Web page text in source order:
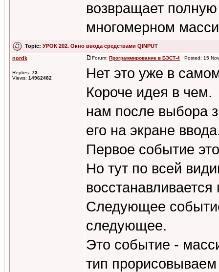
возвращает
многомерном
Topic: УРОК 202. Окно ввода средствами QINPUT
nordk
Replies: 73
Views: 14962482
Forum: Программирование в БЭСТ-4 Posted: 15
Нет это уже в
Короче идея в чем.
нам после выбора
его на экране
Первое событие
Но тут по всей
восстанавливается
Следующее
следующее.
Это событие -
тип